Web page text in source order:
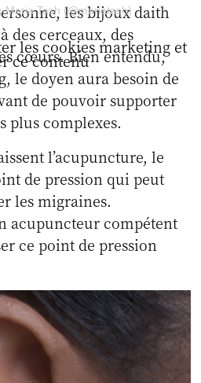
Maria Tash (@mariatash)
les cookies marketing et
ce contenu
les bijoux daith
des cerceaux, des
cœurs. Bien entendu,
le doyen aura besoin de
de pouvoir supporter
plus complexes.
l’acupuncture, le
de pression qui peut
les migraines.
acupuncteur compétent
ce point de pression